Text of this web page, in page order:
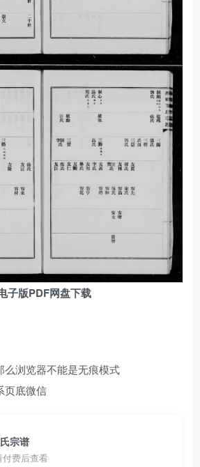
子版PDF网盘下载
么浏览器不能是无痕模式
页底微信
宗谱
付费后查看